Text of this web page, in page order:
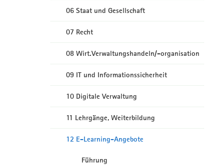
06 Staat und Gesellschaft
07 Recht
08 Wirt.Verwaltungshandeln/-organisation
09 IT und Informationssicherheit
10 Digitale Verwaltung
11 Lehrgänge, Weiterbildung
12 E-Learning-Angebote
Führung